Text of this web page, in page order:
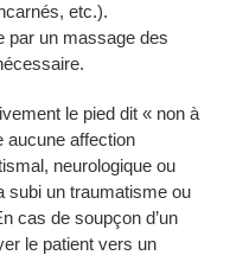
etc.).
par un massage des
le pied dit « non à
aucune affection
neurologique ou
subi un traumatisme ou
cas de soupçon d’un
le patient vers un